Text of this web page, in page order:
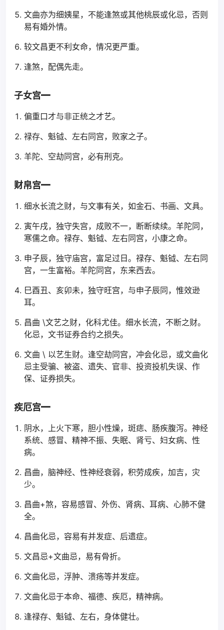
文曲亦为细姨星，不能逢煞或其他桃辰或化忌，否则
易有婚外情。
较文昌更不利女命，情况更严重。
逢煞，配偶先走。
子女宫━
偏重口才与非正统之才艺。
禄存、魁钺、左右同宫，败家之子。
羊陀、空劫同宫，必有刑克。
财帛宫━
细水长流之财，与文事有关，如金石、书画、文具。
寅午戌，独守失宫，成败不一，断断续续。羊陀同，
寒儒之命。禄存、魁钺、左右同宫，小康之命。
申子辰，独守庙宫，富足过日。禄存、魁钺、左右同
宫，一生富裕。羊陀同宫，东来西去。
巳酉丑、亥卯未，独守旺宫，与申子辰同，惟效逊
耳。
昌曲 \文艺之财，化科尤佳。细水长流，不断之财。
化忌，文书证券合约之损失。
文曲 \ 以艺生财。逢空劫同宫，冲会化忌，或文曲化
忌主受骗、被盗、遗失、官非、投资投机失误、作
保、证券损失。
疾厄宫━
阴水，上火下寒，胆小性燥，斑痣、肠疾腹泻。神经
系统、感冒、精神不振、失眠、肾亏、妇女病、性
病。
昌曲，脑神经、性神经衰弱，积劳成疾，加吉，灾
少。
昌曲+煞，容易感冒、外伤、肾病、耳病、心肺不健
全。
昌曲化忌，容易有并发症、后遗症。
文昌忌+文曲忌，易有骨折。
文曲化忌，浮肿、溃疡等并发症。
文曲化忌于本命、福德、疾厄，精神病。
逢禄存、魁钺、左右，身体健壮。